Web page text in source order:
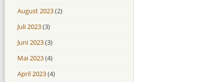
August 2023(2)
Juli 2023(3)
Juni 2023(3)
Mai 2023(4)
April 2023(4)